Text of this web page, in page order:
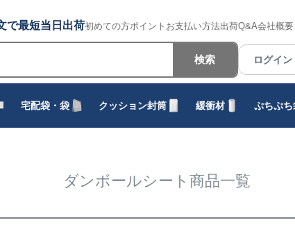
で最短当日出荷初めての方ポイント お支払い方法出荷Q&A会社概要
検索 ログイ
宅配袋・袋 クッション封筒 緩衝材 ぷちぷち
ダンボールシート商品一覧
キーワードヒット順